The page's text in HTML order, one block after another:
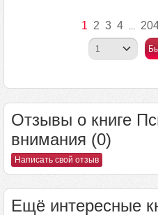
1 2 3 4 ...
Отзывы о книге
внимания (0)
Написать свой отзыв
Ещё интересные